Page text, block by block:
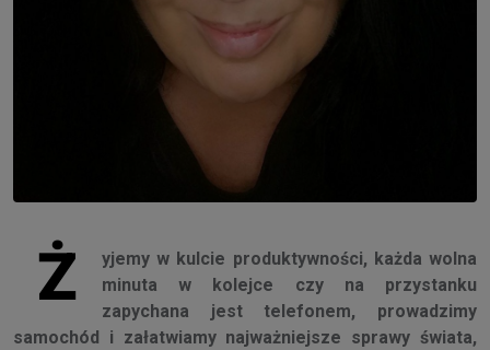
Ż
yjemy w kulcie produktywności, każda wolna
minuta w kolejce czy na przystanku
zapychana jest telefonem, prowadzimy
samochód i załatwiamy najważniejsze sprawy świata,